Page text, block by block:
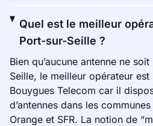
Quel est le meilleur
Port-sur-Seille ?
Bien qu’aucune antenne ne
Seille, le meilleur opérateur
Bouygues Telecom car il
d’antennes dans les
Orange et SFR. La notion de